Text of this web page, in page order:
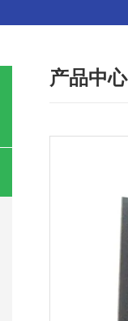
产品中心